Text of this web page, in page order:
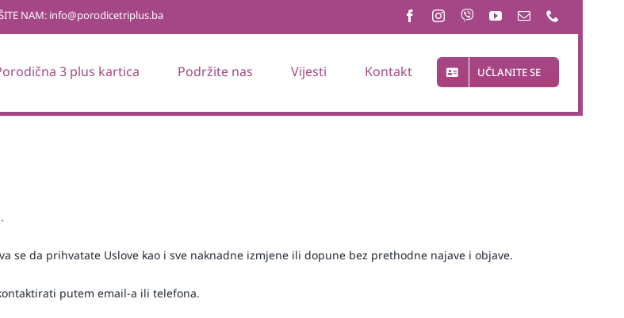
NAM: info@porodicetriplus.ba
3 plus kartica Podržite nas Vijesti Kontakt UČLANITE SE
da prihvatate Uslove kao i sve naknadne izmjene ili dopune bez prethodne najave i objave.
putem email-a ili telefona.